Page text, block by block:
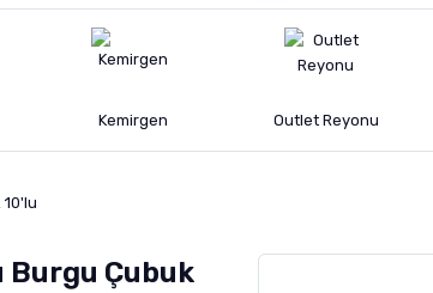
Kemirgen Outlet Reyonu
Burgu Çubuk